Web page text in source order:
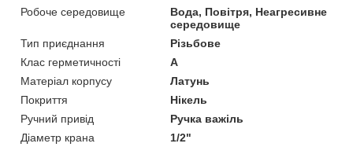
Робоче середовище
Вода, Повітря, Неагресивне
середовище
Тип приєднання
Різьбове
Клас герметичності
А
Матеріал корпусу
Латунь
Покриття
Нікель
Ручний привід
Ручка важіль
Діаметр крана
1/2"